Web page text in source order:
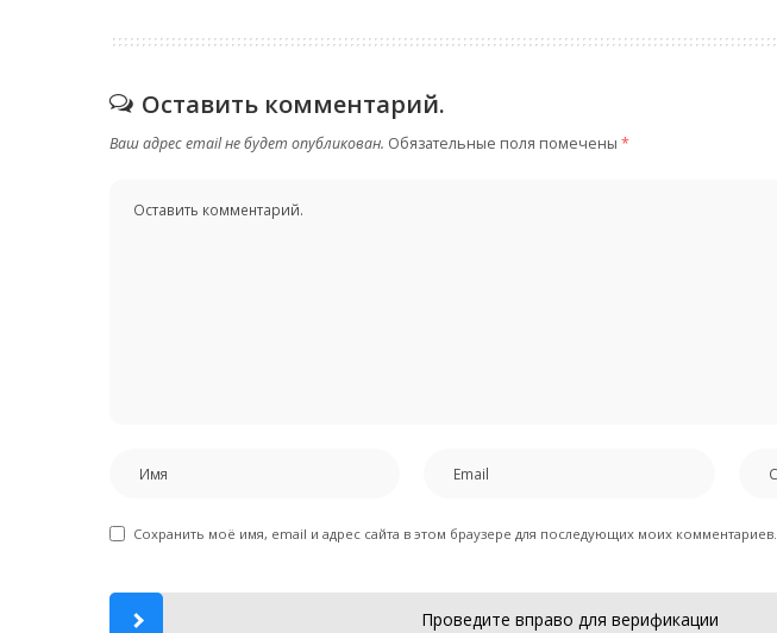
Оставить комментарий.
Ваш адрес email не будет опубликован. Обязательные поля помечены *
Сохранить моё имя, email и адрес сайта в этом браузере для последующих моих комментариев.
Проведите вправо для верификации